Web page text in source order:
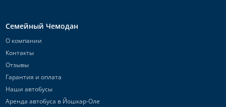
Семейный Чемодан
О компании
Контакты
Отзывы
Гарантия и оплата
Наши автобусы
Аренда автобуса в Йошкар-Оле